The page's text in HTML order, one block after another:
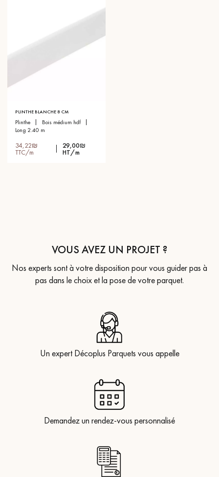
PLINTHE BLANCHE 8 CM
plinthe
bois médium hdf
long 2.40 m
34,22₪
TTC/m
29,00₪
HT/m
VOUS AVEZ UN PROJET ?
Nos experts sont à votre disposition pour vous guider pas à
pas dans le choix et la pose de votre parquet.
Un expert Décoplus Parquets vous appelle
Demandez un rendez-vous personnalisé